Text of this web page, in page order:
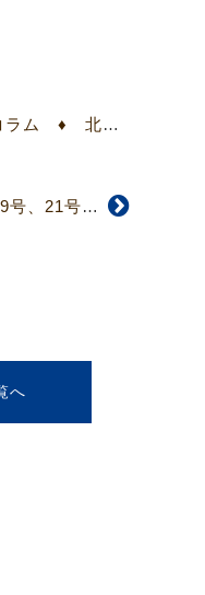
【4919号】教区議長コラム ♦ 北海教区 ♦ 原 和人 ギリギリでいこう！
【4919号】台風（15号、19号、21号）被害報告